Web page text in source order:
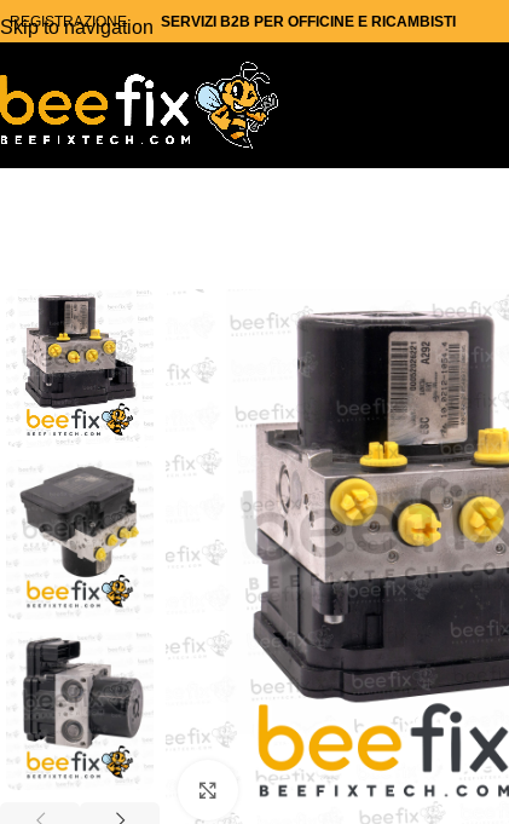
Skip to navigation
REGISTRAZIONE SERVIZI B2B PER OFFICINE E RICAMBISTI
Click to enlarge